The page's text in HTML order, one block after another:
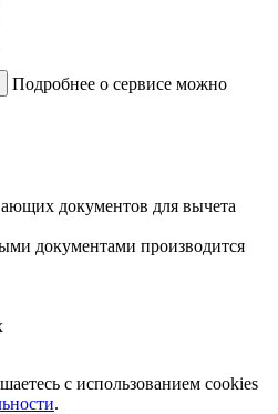
Подробнее о сервисе можно
документов для вычета
документами производится
с использованием cookies
.